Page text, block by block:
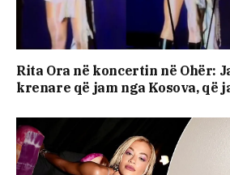
Rita Ora në koncertin në Ohër:
krenare që jam nga Kosova, që